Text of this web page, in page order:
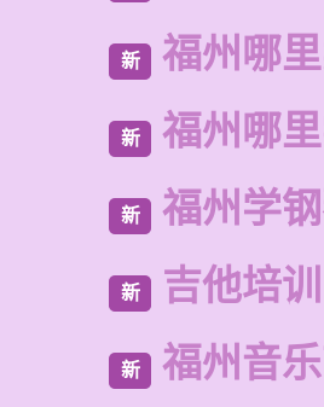
新 福州哪
新 福州哪
新 福州学
新 吉他培
新 福州音